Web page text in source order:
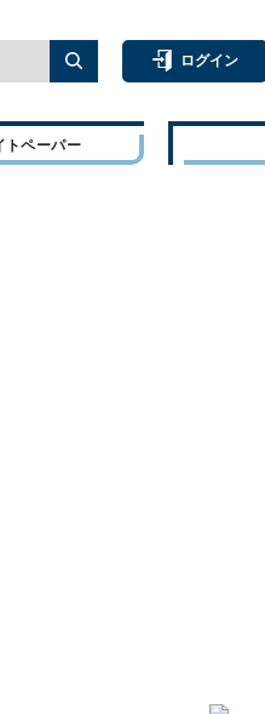
ログイン
トペーパー